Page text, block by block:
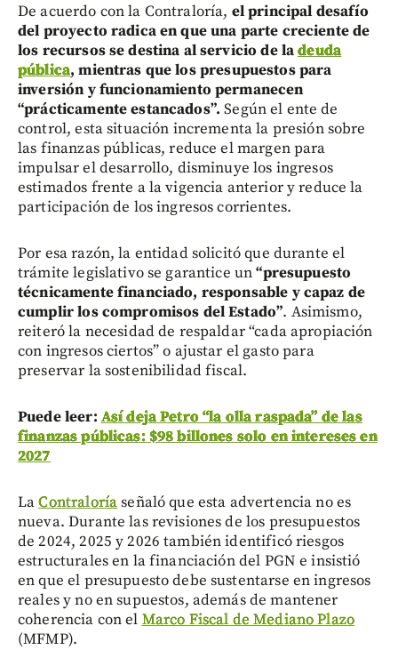
De acuerdo con la Contraloría, el principal desafío
del proyecto radica en que una parte creciente de
los recursos se destina al servicio de ladeuda
pública, mientras que los presupuestos para
inversión y funcionamiento permanecen
“prácticamente estancados”.Según el ente de
control, esta situación incrementa la presión sobre
las finanzas públicas, reduce el margen para
impulsar el desarrollo, disminuye los ingresos
estimados frente a la vigencia anterior y reduce la
participación de los ingresos corrientes.
Por esa razón, la entidad solicitó que durante el
trámite legislativo se garantice un“presupuesto
técnicamente financiado, responsable y capaz de
cumplir los compromisos del Estado”. Asimismo,
reiteró la necesidad de respaldar “cada apropiación
con ingresos ciertos” o ajustar el gasto para
preservar la sostenibilidad fiscal.
Puede leer: Así deja Petro “la olla raspada” de las
finanzas públicas: $98 billones solo en intereses en
2027
LaContraloríaseñaló que esta advertencia no es
nueva. Durante las revisiones de los presupuestos
de 2024, 2025 y 2026 también identificó riesgos
estructurales en la financiación del PGN e insistió
en que el presupuesto debe sustentarse en ingresos
reales y no en supuestos, además de mantener
coherencia con el Marco Fiscal de Mediano Plazo
(MFMP).